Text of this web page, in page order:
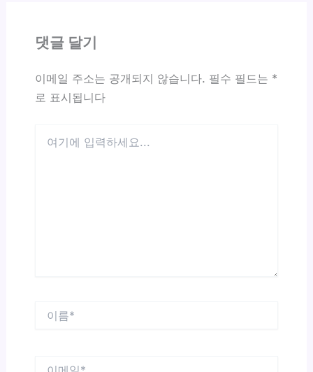
댓글 달기
이메일 주소는 공개되지 않습니다. 필수 필드는 *
로 표시됩니다